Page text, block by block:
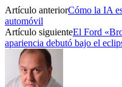
Artículo anteriorCómo la IA
automóvil
Artículo siguienteEl Ford
apariencia debutó bajo el